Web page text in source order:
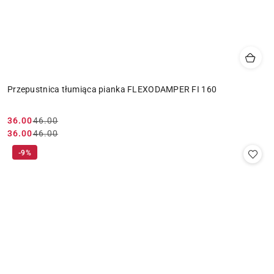
Przepustnica tłumiąca pianka FLEXODAMPER FI 160
Cena
36.00
Cena
promocją:
46.00
Cena
promocyjna:
36.00
Cena
przed
46.00
-9%